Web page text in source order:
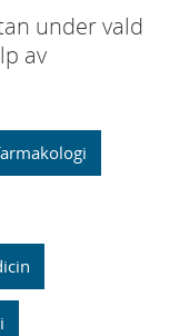
under vald
av